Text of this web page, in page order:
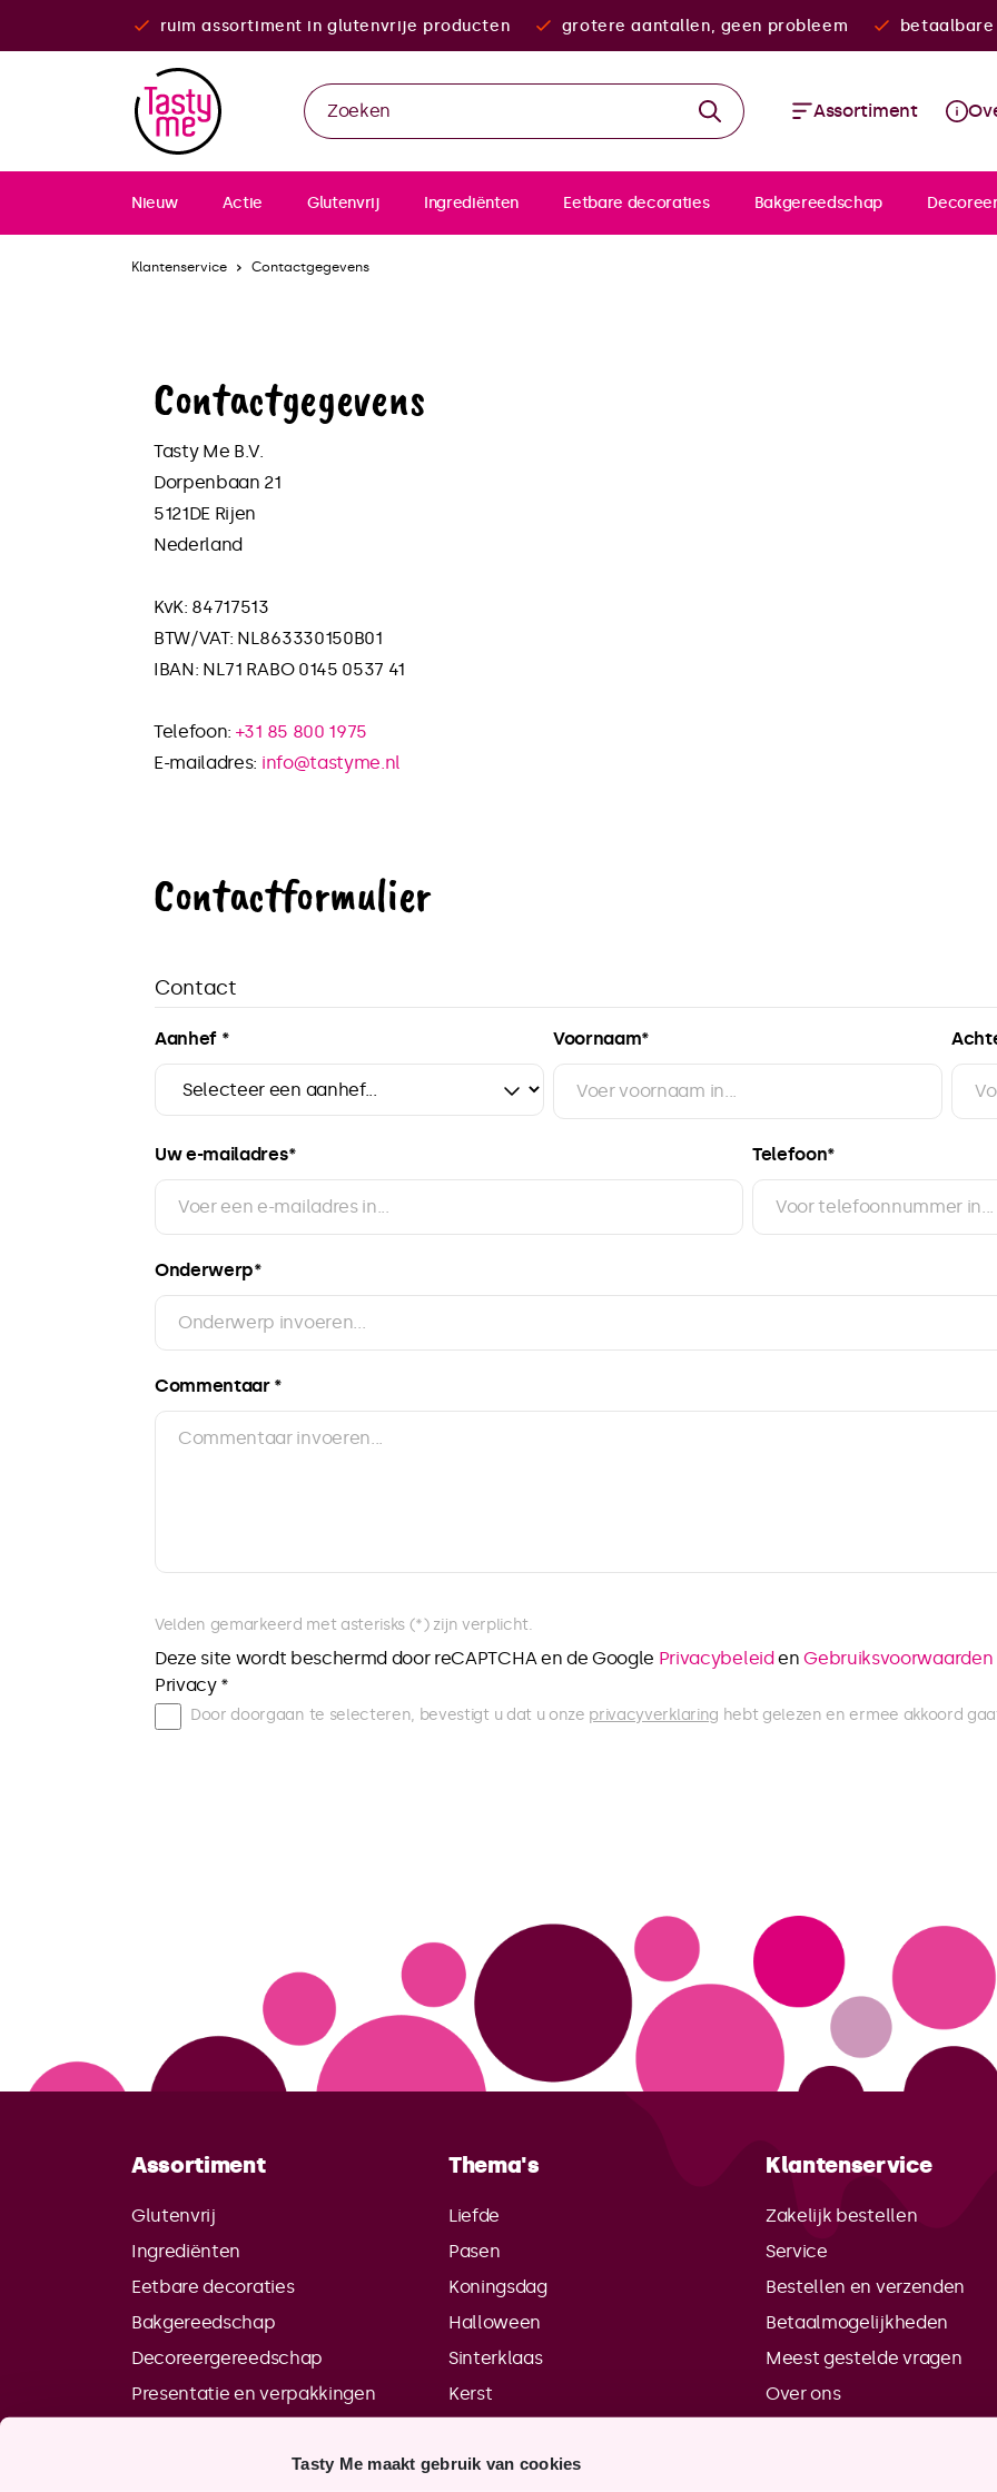
Tasty Me maakt gebruik van cookies
ruim assortiment in glutenvrije producten grotere aantallen, geen probleem
Assortiment
Nieuw Actie Glutenvrij Ingrediënten Eetbare decoraties Bakgereedschap
Klantenservice Contactgegevens
Contactgegevens
Tasty Me B.V.
Dorpenbaan 21
5121DE Rijen
Nederland
KvK: 84717513
BTW/VAT: NL863330150B01
IBAN: NL71 RABO 0145 0537 41
Telefoon: +31 85 800 1975
E-mailadres: info@tastyme.nl
Contactformulier
Contact
Aanhef * Voornaam*
Uw e-mailadres* Telefoon*
Onderwerp*
Commentaar *
Velden gemarkeerd met asterisks (*) zijn verplicht.
Deze site wordt beschermd door reCAPTCHA en de Google PrivacybeleidenGebruiksvoorwaarden
Privacy *
Door doorgaan te selecteren, bevestigt u dat u onze privacyverklaring hebt gelezen en ermee akkoord
Assortiment
Glutenvrij
Ingrediënten
Eetbare decoraties
Bakgereedschap
Decoreergereedschap
Presentatie en verpakkingen
Thema's
Liefde
Pasen
Koningsdag
Halloween
Sinterklaas
Kerst
Klantenservice
Zakelijk bestellen
Service
Bestellen en verzenden
Betaalmogelijkheden
Meest gestelde vragen
Over ons